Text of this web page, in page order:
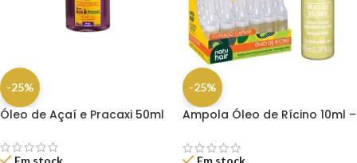
-25%
Óleo de Açaí e Pracaxi 50ml
Em stock
-25%
Ampola Óleo de Rícino 10ml –